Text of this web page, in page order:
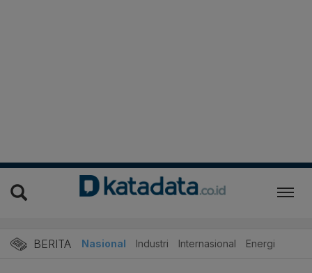
BERITA Nasional Industri Internasional Energi